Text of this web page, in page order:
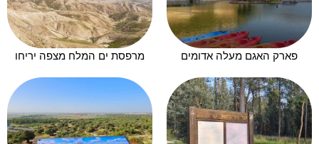
פארק האגם מעלה אדומים מרפסת ים המלח מצפה יריחו